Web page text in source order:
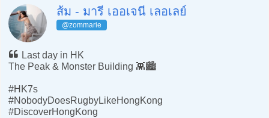
ส้ม - มารี เออเจนี เลอเลย์
@zommarie
Last day in HK
The Peak & Monster Building 👾🏙️
#HK7s
#NobodyDoesRugbyLikeHongKong
#DiscoverHongKong